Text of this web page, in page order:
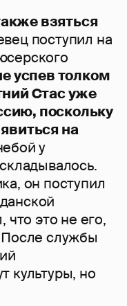
взяться
поступил на
успев толком
Стас уже
поскольку
на
у
он поступил
что это не его,
службы
культуры, но